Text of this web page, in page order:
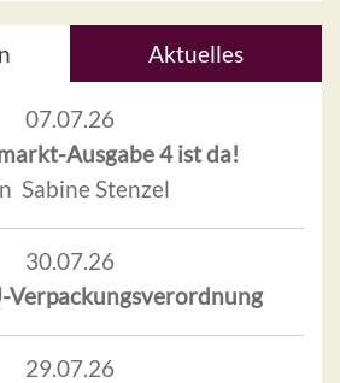
Aktuelles
07.07.26
Ausgabe 4 ist da!
Sabine Stenzel
30.07.26
Verpackungsverordnung
29.07.26